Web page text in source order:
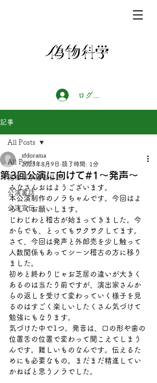
ログイン
記事
All Posts
偽物科学稽古日誌
公演裏話
公演宣伝
All Posts
第3回公演に向けて#1〜発声〜
sfdorama
2023年8月9日 読了時間: 1分
みなさんおはようございます。
本公演制作のノラちゃんです。今回はよ
ろしくお願いします。
じわじわと稽古が始まってきました。今
からでも、とってもワクワクしてます。
さて、今回は発声と外郎売を少し触って
人数関係もあってシーン稽古の方に移り
ました。
初めと終わりじゃお芝居の違いが大きく
あるのは当たり前ですが、演出家さんか
らの返しを受けて変わっていく様子を見
るのはすごく楽しいしたくさん気づけて
勉強にもなります。
気づけた中で1つ。発音は、口の形や歯の
位置舌の位置で変わって聞こえてしまう
んです。難しいものなんです。伝えるた
めにも必要なもの。まだまだ精進してい
かねばと思うノラでした。